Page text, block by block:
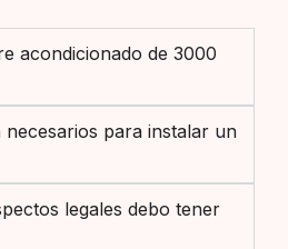
acondicionado de 3000
necesarios para instalar un
legales debo tener